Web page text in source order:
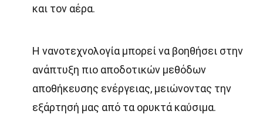
και τον αέρα.
Η νανοτεχνολογία μπορεί να βοηθήσει στην
ανάπτυξη πιο αποδοτικών μεθόδων
αποθήκευσης ενέργειας, μειώνοντας την
εξάρτησή μας από τα ορυκτά καύσιμα.